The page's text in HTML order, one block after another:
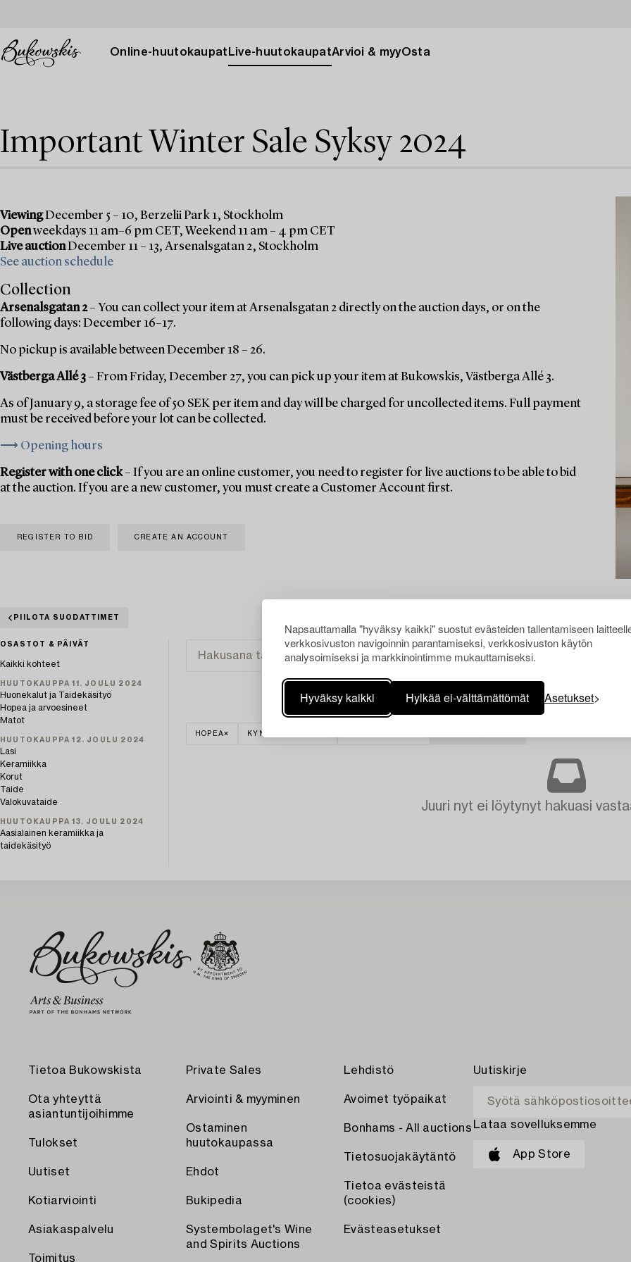
Napsauttamalla "hyväksy kaikki" suostut evästeiden tallentamiseen
verkkosivuston navigoinnin parantamiseksi, verkkosivuston käytön
analysoimiseksi ja markkinointimme mukauttamiseksi.
Hyväksy kaikki Hylkää ei-välttämättömät Asetukset
Online-huutokaupat Live-huutokaupatArvioi & myyOsta
Important Winter Sale Syksy 2024
ViewingDecember 5 – 10, Berzelii Park 1, Stockholm
Openweekdays 11 am–6 pm CET, Weekend 11 am – 4 pm CET
Live auctionDecember 11 – 13, Arsenalsgatan 2, Stockholm
See auction schedule
Collection
Arsenalsgatan 2– You can collect your item at Arsenalsgatan 2 directly on the auction days, or on the
following days: December 16–17.
No pickup is available between December 18 – 26.
Västberga Allé 3– From Friday, December 27, you can pick up your item at Bukowskis, Västberga Allé 3.
As of January 9, a storage fee of 50 SEK per item and day will be charged for uncollected items. Full payment
must be received before your lot can be collected.
⟶ Opening hours
Register with one click– If you are an online customer, you need to register for live auctions to be able to bid
at the auction. If you are a new customer, you must create a Customer Account first.
REGISTER TO BID CREATE AN ACCOUNT
PIILOTA SUODATTIMET
OSASTOT & PÄIVÄT
Kaikki kohteet
HUUTOKAUPPA 11. JOULU 2024
Huonekalut ja Taidekäsityö
Hopea ja arvoesineet
Matot
HUUTOKAUPPA 12. JOULU 2024
Lasi
Keramiikka
Korut
Taide
Valokuvataide
HUUTOKAUPPA 13. JOULU 2024
Aasialainen keramiikka ja
taidekäsityö
HOPEA KYNTTILÄNJALAT
Juuri nyt ei löytynyt hakuasi
Tietoa Bukowskista
Ota yhteyttä
asiantuntijoihimme
Tulokset
Uutiset
Kotiarviointi
Asiakaspalvelu
Toimitus
Private Sales
Arviointi & myyminen
Ostaminen
huutokaupassa
Ehdot
Bukipedia
Systembolaget's Wine
and Spirits Auctions
Lehdistö
Avoimet työpaikat
Bonhams - All auctions
Tietosuojakäytäntö
Tietoa evästeistä
(cookies)
Evästeasetukset
Uutiskirje
Lataa sovelluksemme
App Store